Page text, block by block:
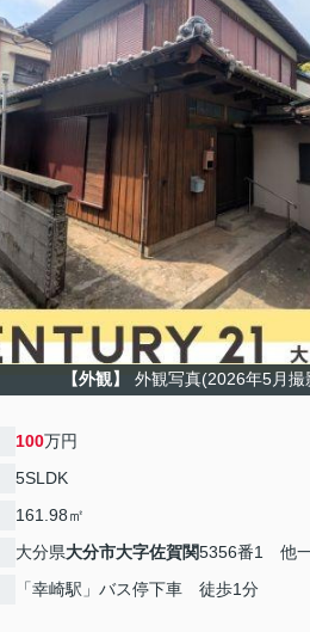
【外観】 外観写真(2026年5月撮
100万円
5SLDK
161.98㎡
大分県大分市大字佐賀関5356番1 他
「幸崎駅」バス停下車 徒歩1分